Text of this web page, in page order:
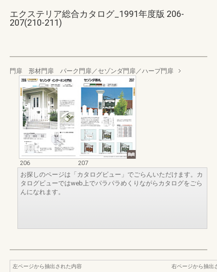
エクステリア総合カタログ_1991年度版 206-
207(210-211)
門扉 形材門扉 パーク門扉／セゾンダ門扉／ハープ門扉
206
207
お探しのページは「カタログビュー」でごらんいただけます。カ
タログビューではweb上でパラパラめくりながらカタログをごら
んになれます。
左ページから抽出された内容
右ページから抽出